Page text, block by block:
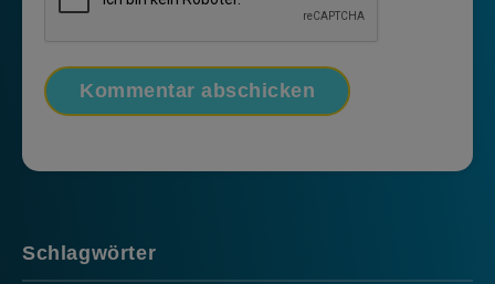
Schlagwörter